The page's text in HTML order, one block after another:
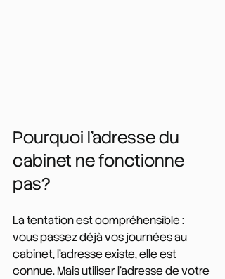
Pourquoi l'adresse du
cabinet ne fonctionne
pas?
La tentation est compréhensible :
vous passez déjà vos journées au
cabinet, l'adresse existe, elle est
connue. Mais utiliser l'adresse de votre